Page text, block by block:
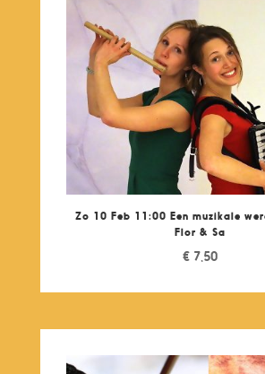
Zo 10 Feb 11:00 Een muzikale
Flor & Sa
€ 7,50